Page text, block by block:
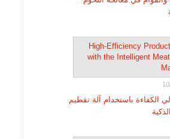
الكفاءة باستخدام آلة تقطيم